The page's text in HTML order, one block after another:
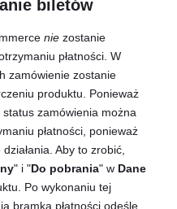
biletów
nie zostanie
płatności. W
zamówienie zostanie
produktu. Ponieważ
zamówienia można
płatności, ponieważ
Aby to zrobić,
" i "Do pobrania" w Dane
Po wykonaniu tej
bramka płatności odeśle